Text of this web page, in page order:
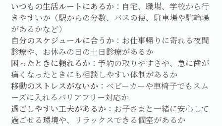
いつもの生活ルートにあるか ：自宅、職場、学校から行
きやすいか（駅からの分数、バスの便、駐車場や駐輪場
があるかなど）
自分のスケジュールに合うか ：お仕事帰りに寄れる夜間
診療や、お休みの日の土日診療があるか
困ったときに頼れるか ：予約の取りやすさや、急に歯が
痛くなったときにも相談しやすい体制があるか
移動のストレスがないか ：ベビーカーや車椅子でもスム
ーズに入れるバリアフリー対応か
過ごしやすい工夫があるか ：お子さまと一緒に安心して
過ごせる環境や、リラックスできる個室があるか